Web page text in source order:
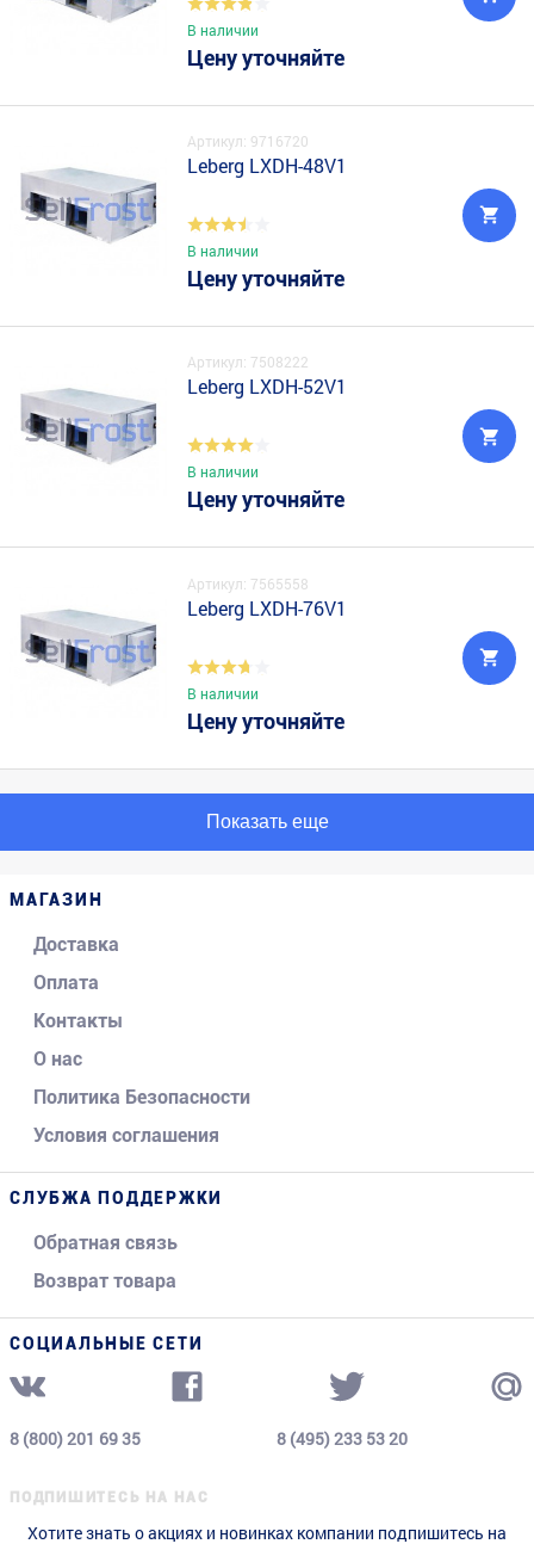
В наличии
Цену уточняйте
Артикул: 9716720
Leberg LXDH-48V1
В наличии
Цену уточняйте
Артикул: 7508222
Leberg LXDH-52V1
В наличии
Цену уточняйте
Артикул: 7565558
Leberg LXDH-76V1
В наличии
Цену уточняйте
Показать еще
МАГАЗИН
Доставка
Оплата
Контакты
О нас
Политика Безопасности
Условия соглашения
СЛУБЖА ПОДДЕРЖКИ
Обратная связь
Возврат товара
СОЦИАЛЬНЫЕ СЕТИ
8 (800) 201 69 35 8 (495) 233 53 20
ПОДПИШИТЕСЬ НА НАС
Хотите знать о акциях и новинках компании подпишитесь на